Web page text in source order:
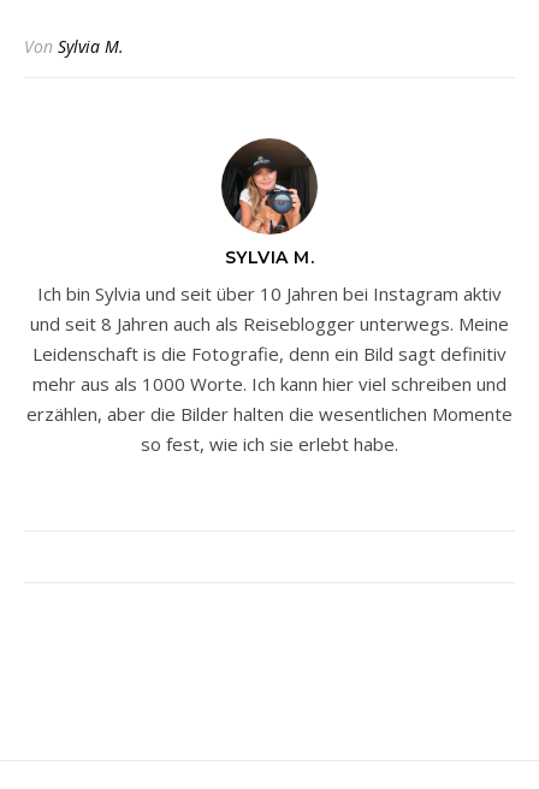
Von Sylvia M.
SYLVIA M.
Ich bin Sylvia und seit über 10 Jahren bei Instagram aktiv
und seit 8 Jahren auch als Reiseblogger unterwegs. Meine
Leidenschaft is die Fotografie, denn ein Bild sagt definitiv
mehr aus als 1000 Worte. Ich kann hier viel schreiben und
erzählen, aber die Bilder halten die wesentlichen Momente
so fest, wie ich sie erlebt habe.